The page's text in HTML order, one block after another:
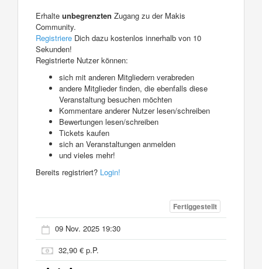
Erhalte unbegrenzten Zugang zu der Makis
Community.
Registriere Dich dazu kostenlos innerhalb von 10
Sekunden!
Registrierte Nutzer können:
sich mit anderen Mitgliedern verabreden
andere Mitglieder finden, die ebenfalls diese
Veranstaltung besuchen möchten
Kommentare anderer Nutzer lesen/schreiben
Bewertungen lesen/schreiben
Tickets kaufen
sich an Veranstaltungen anmelden
und vieles mehr!
Bereits registriert? Login!
Fertiggestellt
09 Nov. 2025 19:30
32,90 € p.P.